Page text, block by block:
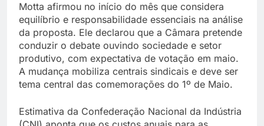
Motta afirmou no início do mês que considera
equilíbrio e responsabilidade essenciais na análise
da proposta. Ele declarou que a Câmara pretende
conduzir o debate ouvindo sociedade e setor
produtivo, com expectativa de votação em maio.
A mudança mobiliza centrais sindicais e deve ser
tema central das comemorações do 1º de Maio.
Estimativa da Confederação Nacional da Indústria